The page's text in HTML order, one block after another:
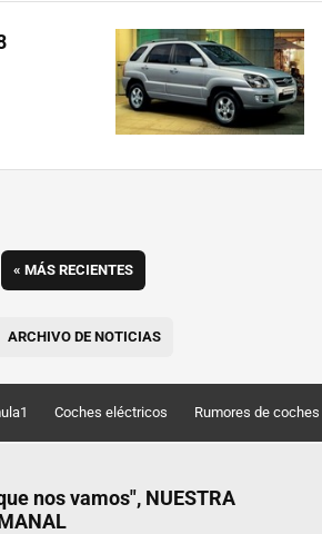
« MÁS RECIENTES
ARCHIVO DE NOTICIAS
Coches eléctricos Rumores de coches
nos vamos", NUESTRA